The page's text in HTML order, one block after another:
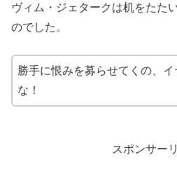
ヴィム・ジェタークは机をたた
のでした。
勝手に恨みを募らせてくの、
な！
スポンサー